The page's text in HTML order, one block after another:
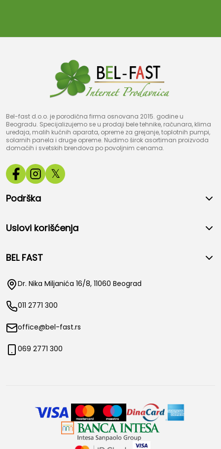
Bel-fast d.o.o. je porodična firma osnovana 2015. godine u
Beogradu. Specijalizujemo se u prodaji bele tehnike, računara, klima
uređaja, malih kućnih aparata, opreme za grejanje, toplotnih pumpi,
solarnih panela i druge opreme. Nudimo širok asortiman proizvoda
domaćih i svetskih brendova po povoljnim cenama.
𝕏
Podrška
Uslovi korišćenja
BEL FAST
Dr. Nika Miljanića 16/8, 11060 Beograd
011 2771 300
office@bel-fast.rs
069 2771 300